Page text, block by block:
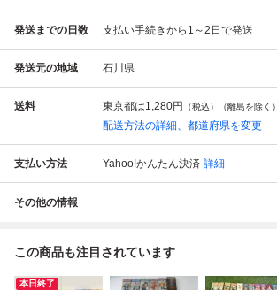
発送までの日数 支払い手続きから1～2日で発送
発送元の地域 石川県
送料 東京都は1,280円 （税込）（離島を除く）
配送方法の詳細、都道府県を変更
支払い方法 Yahoo!かんたん決済 詳細
その他の情報
この商品も注目されています
本日終了